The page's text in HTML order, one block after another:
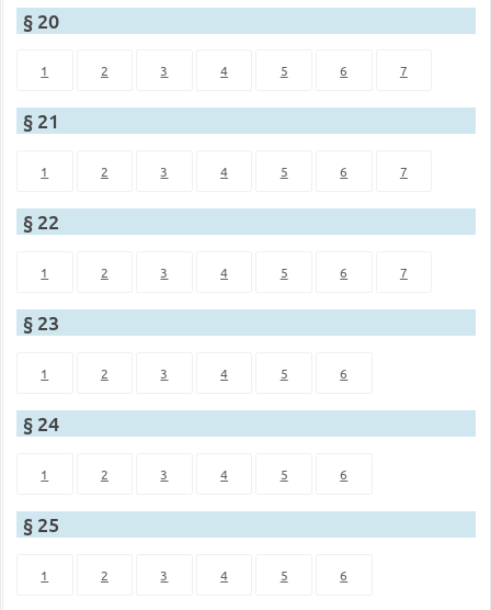
§ 20
1 2 3 4 5 6 7
§ 21
1 2 3 4 5 6 7
§ 22
1 2 3 4 5 6 7
§ 23
1 2 3 4 5 6
§ 24
1 2 3 4 5 6
§ 25
1 2 3 4 5 6